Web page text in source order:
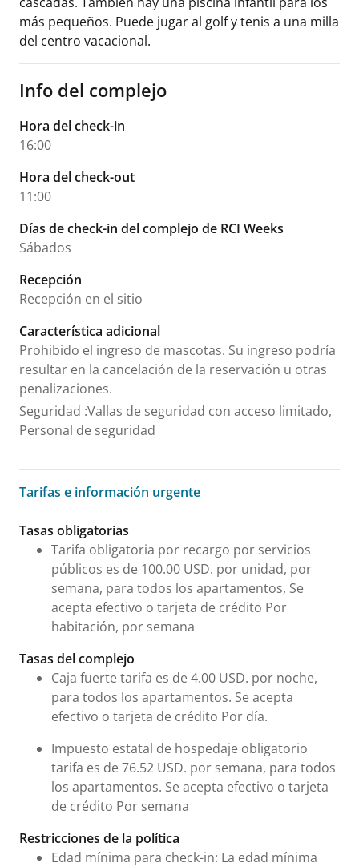
más pequeños. Puede jugar al golf y tenis a una milla
del centro vacacional.
Info del complejo
Hora del check-in
16:00
Hora del check-out
11:00
Días de check-in del complejo de RCI Weeks
Sábados
Recepción
Recepción en el sitio
Característica adicional
Prohibido el ingreso de mascotas. Su ingreso podría
resultar en la cancelación de la reservación u otras
penalizaciones.
Seguridad :Vallas de seguridad con acceso limitado,
Personal de seguridad
Tarifas e información urgente
Tarifas e información urgente
Tasas obligatorias
Tarifa obligatoria por recargo por servicios
públicos es de 100.00 USD. por unidad, por
semana, para todos los apartamentos, Se
acepta efectivo o tarjeta de crédito Por
habitación, por semana
Tasas del complejo
Caja fuerte tarifa es de 4.00 USD. por noche,
para todos los apartamentos. Se acepta
efectivo o tarjeta de crédito Por día.
Impuesto estatal de hospedaje obligatorio
tarifa es de 76.52 USD. por semana, para todos
los apartamentos. Se acepta efectivo o tarjeta
de crédito Por semana
Restricciones de la política
Edad mínima para check-in: La edad mínima